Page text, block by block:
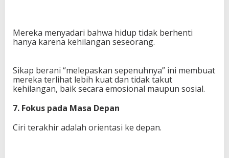
Mereka menyadari bahwa hidup tidak berhenti
hanya karena kehilangan seseorang.
Sikap berani “melepaskan sepenuhnya” ini membuat
mereka terlihat lebih kuat dan tidak takut
kehilangan, baik secara emosional maupun sosial.
7. Fokus pada Masa Depan
Ciri terakhir adalah orientasi ke depan.